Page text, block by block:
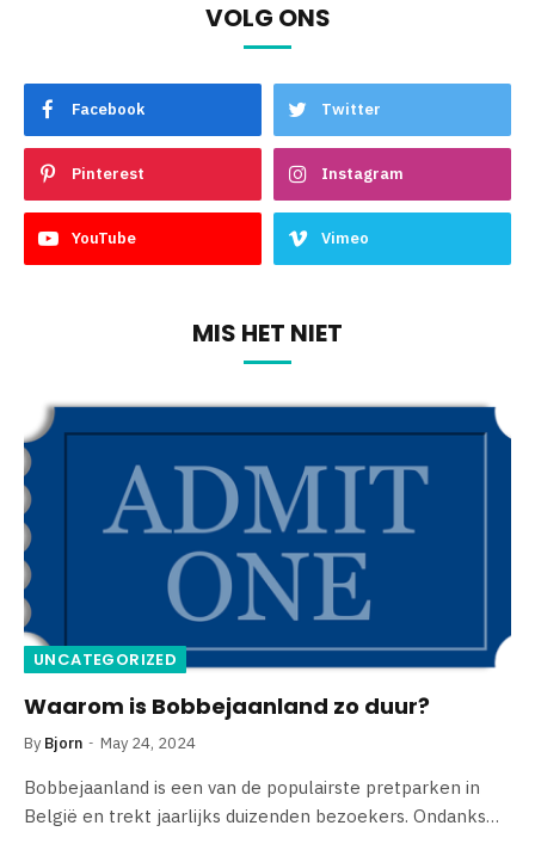
VOLG ONS
Facebook Twitter
Pinterest Instagram
YouTube Vimeo
MIS HET NIET
UNCATEGORIZED
Waarom is Bobbejaanland zo duur?
By Bjorn May 24, 2024
Bobbejaanland is een van de populairste pretparken in
België en trekt jaarlijks duizenden bezoekers. Ondanks…